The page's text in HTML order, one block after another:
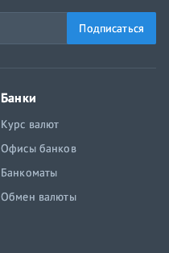
Подписаться
Банки
Курс валют
Офисы банков
Банкоматы
Обмен валюты